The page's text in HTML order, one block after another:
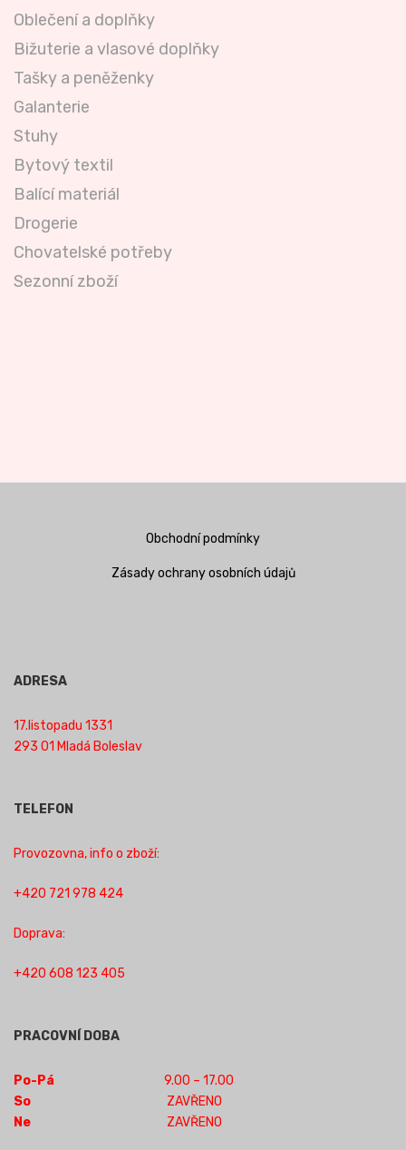
Oblečení a doplňky
Bižuterie a vlasové doplňky
Tašky a peněženky
Galanterie
Stuhy
Bytový textil
Balící materiál
Drogerie
Chovatelské potřeby
Sezonní zboží
Obchodní podmínky
Zásady ochrany osobních údajů
ADRESA
17.listopadu 1331
293 01 Mladá Boleslav
TELEFON
Provozovna, info o zboží:
+420 721 978 424
Doprava:
+420 608 123 405
PRACOVNÍ DOBA
Po-Pá
9.00 – 17.00
So
ZAVŘENO
Ne
ZAVŘENO